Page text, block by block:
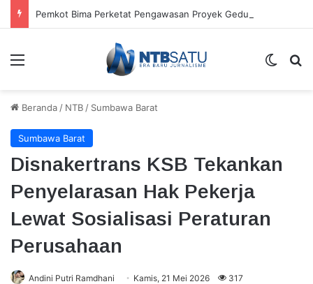
Menu
Beranda / NTB / Sumbawa Barat
Sumbawa Barat
Disnakertrans KSB Tekankan
Penyelarasan Hak Pekerja
Lewat Sosialisasi Peraturan
Perusahaan
Andini Putri Ramdhani Kamis, 21 Mei 2026 317